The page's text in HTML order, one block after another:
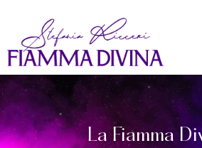
La Fiamma